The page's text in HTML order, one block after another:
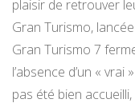
plaisir de retrouver
Gran Turismo,
Gran Turismo 7
l’absence d’un « vrai
pas été bien